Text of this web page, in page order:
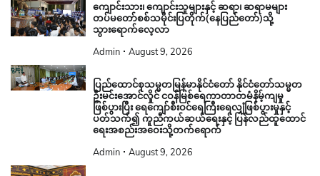
ကျောင်းသား၊ ကျောင်းသူများနှင့် ဆရာ၊ ဆရာမများ
တပ်မတော်စစ်သမိုင်းပြတိုက်(နေပြည်တော်)သို့
သွားရောက်လေ့လာ
Admin August 9, 2026
ပြည်ထောင်စုသမ္မတမြန်မာနိုင်ငံတော် နိုင်ငံတော်သမ္မတ
ဦးမင်းအောင်လှိုင် ငဝန်မြစ်ရေကာတာတမံနိမ့်ကျမှု
ဖြစ်ပွားပြီး ရေကျော်စီးဝင်ရေကြီးရေလျှံဖြစ်ပွားမှုနှင့်
ပတ်သက်၍ ကူညီကယ်ဆယ်ရေးနှင့် ပြန်လည်ထူထောင်
ရေးအစည်းအဝေးသို့တက်ရောက်
Admin August 9, 2026